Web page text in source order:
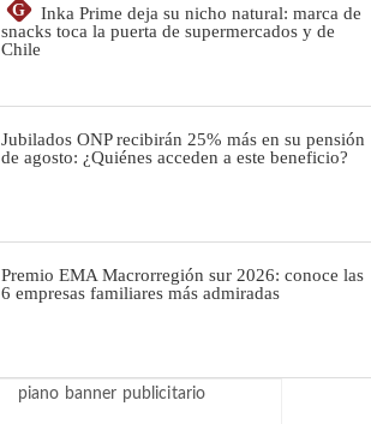
G
Inka Prime deja su nicho natural: marca de
snacks toca la puerta de supermercados y de
Chile
Jubilados ONP recibirán 25% más en su pensión
de agosto: ¿Quiénes acceden a este beneficio?
Premio EMA Macrorregión sur 2026: conoce las
6 empresas familiares más admiradas